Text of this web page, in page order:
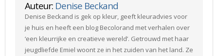
Auteur: Denise Beckand
Denise Beckand is gek op kleur, geeft kleuradvies voor
je huis en heeft een blog Becolorand met verhalen over
‘een kleurrijke en creatieve wereld’. Getrouwd met haar
jeugdliefde Emiel woont ze in het zuiden van het land. Ze